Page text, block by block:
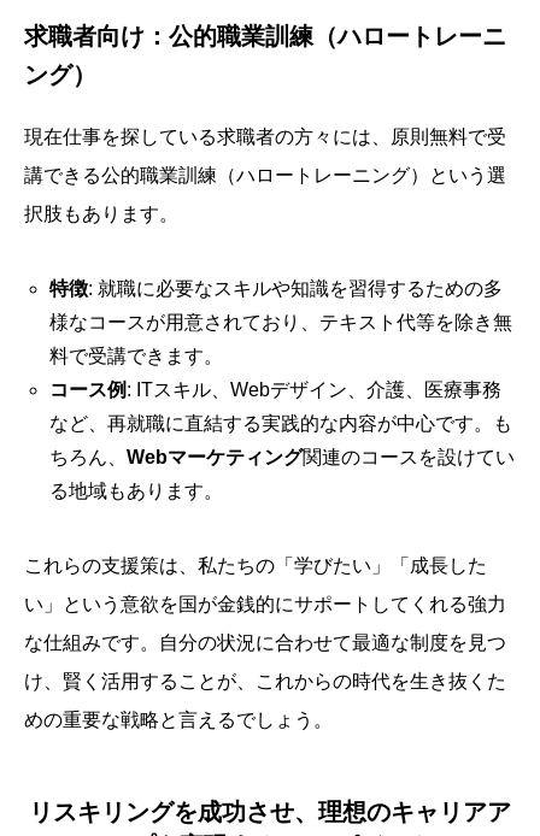
求職者向け：公的職業訓練（ハロートレーニ
ング）
現在仕事を探している求職者の方々には、原則無料で受
講できる公的職業訓練（ハロートレーニング）という選
択肢もあります。
特徴: 就職に必要なスキルや知識を習得するための多
様なコースが用意されており、テキスト代等を除き無
料で受講できます。
コース例 : ITスキル、Webデザイン、介護、医療事務
など、再就職に直結する実践的な内容が中心です。も
ちろん、 Webマーケティング関連のコースを設けてい
る地域もあります。
これらの支援策は、私たちの「学びたい」「成長した
い」という意欲を国が金銭的にサポートしてくれる強力
な仕組みです。自分の状況に合わせて最適な制度を見つ
け、賢く活用することが、これからの時代を生き抜くた
めの重要な戦略と言えるでしょう。
リスキリングを成功させ、理想のキャリアア